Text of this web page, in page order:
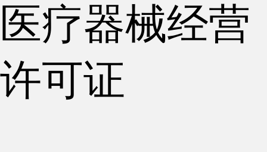
医疗器械经营
许可证